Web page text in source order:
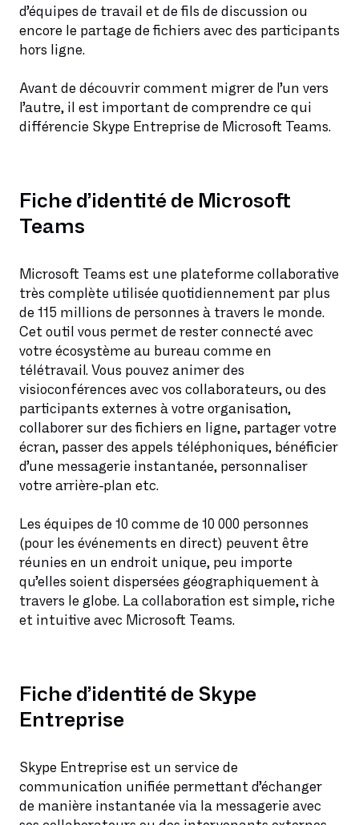
d’équipes de travail et de fils de discussion ou
encore le partage de fichiers avec des participants
hors ligne.
Avant de découvrir comment migrer de l’un vers
l’autre, il est important de comprendre ce qui
différencie Skype Entreprise de Microsoft Teams.
Fiche d’identité de Microsoft
Teams
Microsoft Teams est une plateforme collaborative
très complète utilisée quotidiennement par plus
de 115 millions de personnes à travers le monde.
Cet outil vous permet de rester connecté avec
votre écosystème au bureau comme en
télétravail. Vous pouvez animer des
visioconférences avec vos collaborateurs, ou des
participants externes à votre organisation,
collaborer sur des fichiers en ligne, partager votre
écran, passer des appels téléphoniques, bénéficier
d’une messagerie instantanée, personnaliser
votre arrière-plan etc.
Les équipes de 10 comme de 10 000 personnes
(pour les événements en direct) peuvent être
réunies en un endroit unique, peu importe
qu’elles soient dispersées géographiquement à
travers le globe. La collaboration est simple, riche
et intuitive avec Microsoft Teams.
Fiche d’identité de Skype
Entreprise
Skype Entreprise est un service de
communication unifiée permettant d’échanger
de manière instantanée via la messagerie avec